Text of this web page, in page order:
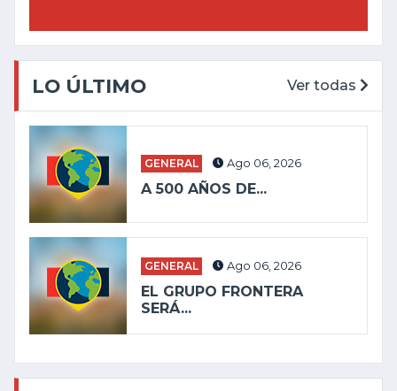
LO ÚLTIMO Ver todas
GENERAL Ago 06, 2026
A 500 AÑOS DE...
GENERAL Ago 06, 2026
EL GRUPO FRONTERA
SERÁ...